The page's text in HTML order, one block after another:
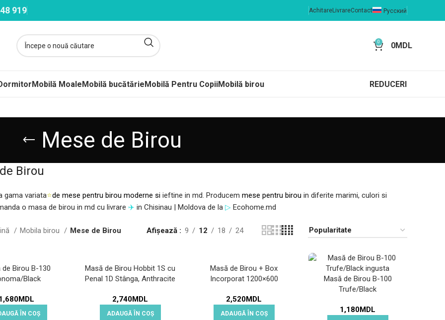
919 AchitareLivrareContact Русский
0 0MDL
Împachetate
Mobilă MoaleMobilă bucătărieMobilă Pentru CopiiMobilă birou REDUCERI
Mese de Birou
Birou
gama variata⭐de mese pentru birou moderne si ieftine in md. Producem mese pentru birou in diferite marimi, culori si
o masa de birou in md cu livrare ✈️ in Chisinau | Moldova de la ▷ Ecohome.md
Mobila birou Mese de Birou Afișează 9 12 18 24
de Birou B-130
Black
MDL
ÎN COȘ
Masă de Birou Hobbit 1S cu
Penal 1D Stânga, Anthracite
2,740MDL
ADAUGĂ ÎN COȘ
Masă de Birou + Box
Incorporat 1200×600
2,520MDL
ADAUGĂ ÎN COȘ
Masă de Birou B-100
Trufe/Black
1,180MDL